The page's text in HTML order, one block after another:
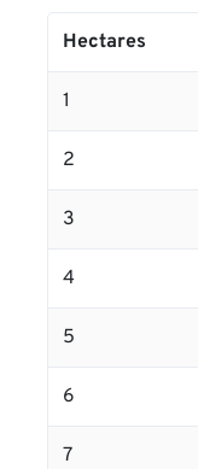
Hectares
1
2
3
4
5
6
7